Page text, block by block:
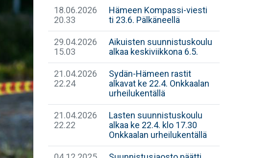
18.06.2026
20.33
Hämeen Kompassi-viesti
ti 23.6. Pälkäneellä
29.04.2026
15.03
Aikuisten suunnistuskoulu
alkaa keskiviikkona 6.5.
21.04.2026
22.24
Sydän-Hämeen rastit
alkavat ke 22.4. Onkkaalan
urheilukentällä
21.04.2026
22.22
Lasten suunnistuskoulu
alkaa ke 22.4. klo 17.30
Onkkaalan urheilukentällä